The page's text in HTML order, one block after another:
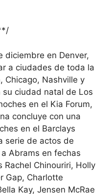
*/
diciembre en Denver,
a ciudades de toda la
Chicago, Nashville y
su ciudad natal de Los
en el Kia Forum,
concluye con una
en el Barclays
serie de actos de
Abrams en fechas
Rachel Chinouriri, Holly
Gap, Charlotte
Kay, Jensen McRae